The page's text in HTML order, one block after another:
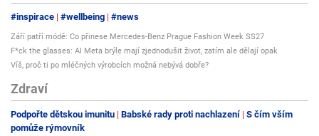
#inspirace #wellbeing #news
Září patří módě: Co přinese Mercedes-Benz Prague Fashion Week SS27
F*ck the glasses: AI Meta brýle mají zjednodušit život, zatím ale dělají opak
Víš, proč ti po mléčných výrobcích možná nebývá dobře?
Zdraví
Podpořte dětskou imunitu Babské rady proti nachlazení S čím vším
pomůže rýmovník